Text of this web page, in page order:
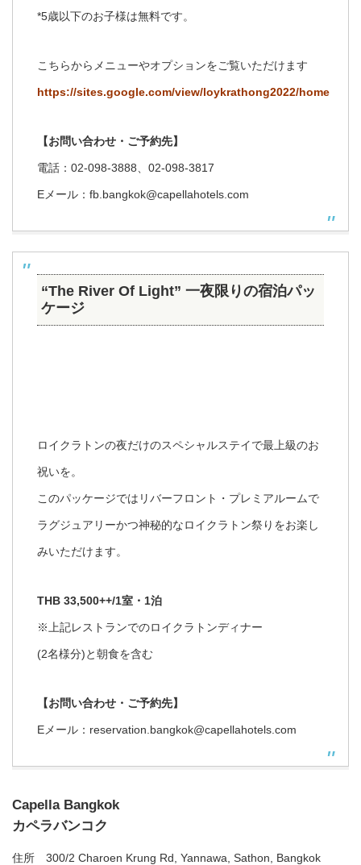
*5歳以下のお子様は無料です。
こちらからメニューやオプションをご覧いただけます
https://sites.google.com/view/loykrathong2022/home
【お問い合わせ・ご予約先】
電話：02-098-3888、02-098-3817
Eメール：fb.bangkok@capellahotels.com
“The River Of Light” 一夜限りの宿泊パッ
ケージ
ロイクラトンの夜だけのスペシャルステイで最上級のお
祝いを。
このパッケージではリバーフロント・プレミアルームで
ラグジュアリーかつ神秘的なロイクラトン祭りをお楽し
みいただけます。
THB 33,500++/1室・1泊
※上記レストランでのロイクラトンディナー
(2名様分)と朝食を含む
【お問い合わせ・ご予約先】
Eメール：reservation.bangkok@capellahotels.com
Capella Bangkok
カペラバンコク
住所 300/2 Charoen Krung Rd, Yannawa, Sathon, Bangkok